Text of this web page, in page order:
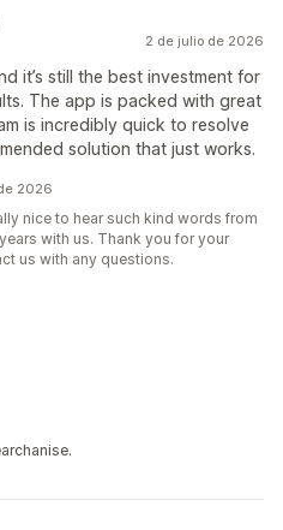
2 de julio de 2026
it’s still the best investment for
The app is packed with great
is incredibly quick to resolve
solution that just works.
2026
nice to hear such kind words from
with us. Thank you for your
us with any questions.